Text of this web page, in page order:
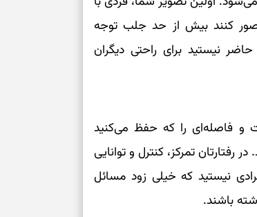
کنند بیش از حد جلب توجه
نیستید برای راحتی دیگران
قدرت و فاصله‌ای را که حفظ می‌کنید
تمرکز، کنترل و توانایی
نیستید که خیلی زود مسائل
باشند.